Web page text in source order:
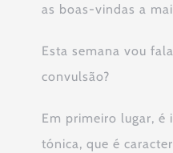
as boas-vindas a
Esta semana vou
convulsão?
Em primeiro lugar, é
tónica, que é